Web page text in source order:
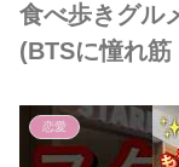
食べ歩きグル
(BTSに憧れ
恋愛